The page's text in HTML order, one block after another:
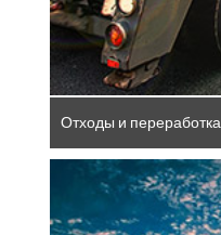
среду.
Отходы и переработка